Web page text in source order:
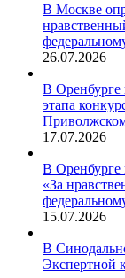
В Москве
26.07.2026
В Оренбурге
этапа
17.07.2026
В Оренбурге
«За
15.07.2026
В
Экспертной